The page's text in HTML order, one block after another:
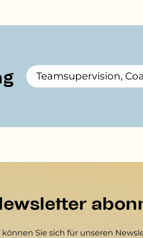
Teamsupervision,
können Sie sich für unseren